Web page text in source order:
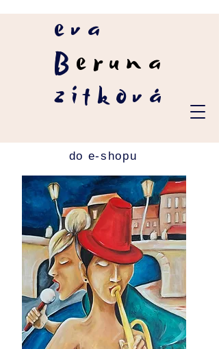
eva
B eruna
zítková
do e-shopu